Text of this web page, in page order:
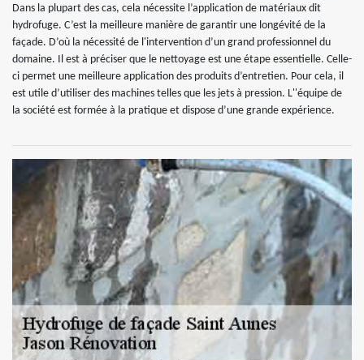
Dans la plupart des cas, cela nécessite l’application de matériaux dit
hydrofuge. C’est la meilleure manière de garantir une longévité de la
façade. D’où la nécessité de l'intervention d’un grand professionnel du
domaine. Il est à préciser que le nettoyage est une étape essentielle. Celle-
ci permet une meilleure application des produits d’entretien. Pour cela, il
est utile d’utiliser des machines telles que les jets à pression. L''équipe de
la société est formée à la pratique et dispose d’une grande expérience.